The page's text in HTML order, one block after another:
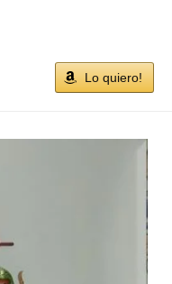
Lo quiero!